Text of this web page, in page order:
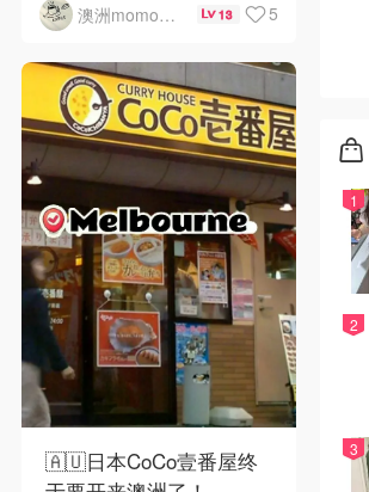
澳洲momo爱吃 13 5
🇦🇺日本CoCo壹番屋终